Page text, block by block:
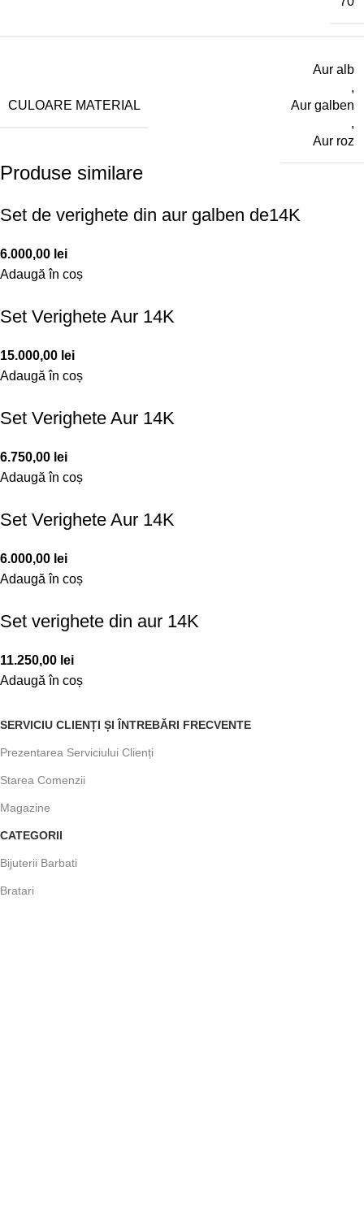
CULOARE MATERIAL
Aur alb
,
Aur galben
,
Aur roz
Produse similare
Set de verighete din aur galben de14K
6.000,00 lei
Adaugă în coș
Set Verighete Aur 14K
15.000,00 lei
Adaugă în coș
Set Verighete Aur 14K
6.750,00 lei
Adaugă în coș
Set Verighete Aur 14K
6.000,00 lei
Adaugă în coș
Set verighete din aur 14K
11.250,00 lei
Adaugă în coș
SERVICIU CLIENȚI ȘI ÎNTREBĂRI FRECVENTE
Prezentarea Serviciului Clienți
Starea Comenzii
Magazine
CATEGORII
Bijuterii Barbati
Bratari